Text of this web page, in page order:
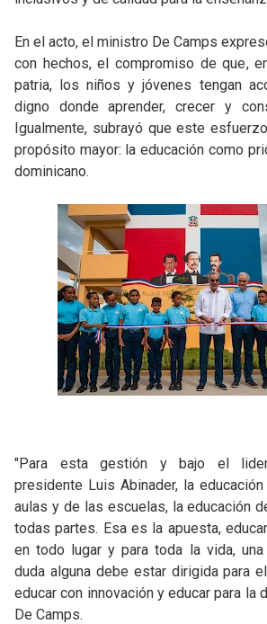
En el acto, el ministro De Camps
con hechos, el compromiso de que,
patria, los niños y jóvenes tengan
digno donde aprender, crecer y
Igualmente, subrayó que este
propósito mayor: la educación como
dominicano.
"Para esta gestión y bajo el
presidente Luis Abinader, la
aulas y de las escuelas, la educación
todas partes. Esa es la apuesta,
en todo lugar y para toda la vida,
duda alguna debe estar dirigida para
educar con innovación y educar para la
De Camps.